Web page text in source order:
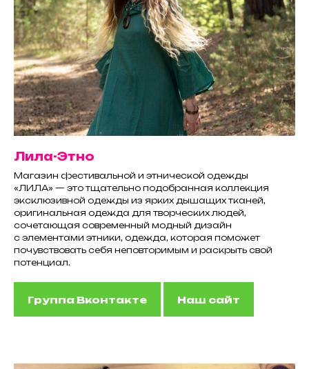
Лила-Этно
Магазин фестивальной и этнической одежды
«ЛИЛА» — это тщательно подобранная коллекция
эксклюзивной одежды из ярких дышащих тканей,
оригинальная одежда для творческих людей,
сочетающая современный модный дизайн
с элементами этники, одежда, которая поможет
почувствовать себя неповторимым и раскрыть свой
потенциал.
Группа Вконтакте Наш сайт